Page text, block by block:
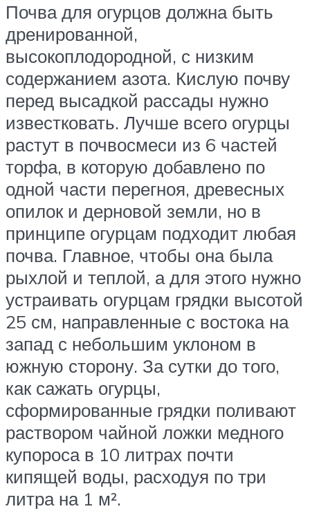
Почва для огурцов должна быть
дренированной,
высокоплодородной, с низким
содержанием азота. Кислую почву
перед высадкой рассады нужно
известковать. Лучше всего огурцы
растут в почвосмеси из 6 частей
торфа, в которую добавлено по
одной части перегноя, древесных
опилок и дерновой земли, но в
принципе огурцам подходит любая
почва. Главное, чтобы она была
рыхлой и теплой, а для этого нужно
устраивать огурцам грядки высотой
25 см, направленные с востока на
запад с небольшим уклоном в
южную сторону. За сутки до того,
как сажать огурцы,
сформированные грядки поливают
раствором чайной ложки медного
купороса в 10 литрах почти
кипящей воды, расходуя по три
литра на 1 м².